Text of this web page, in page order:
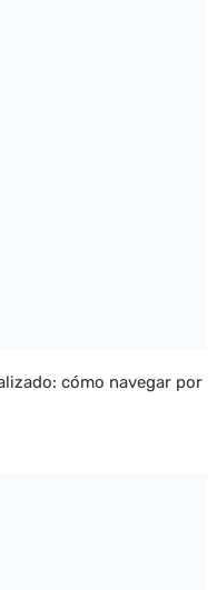
cómo navegar por